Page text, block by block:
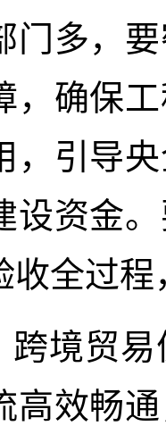
门多，
，确保
，引导
设资金
收全过
跨境贸
高效畅